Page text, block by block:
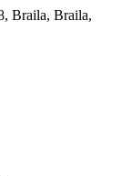
Braila, Braila,